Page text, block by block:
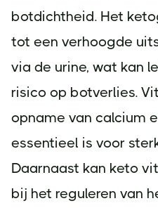
botdichtheid. Het
tot een verhoogde
via de urine, wat kan
risico op botverlies.
opname van calcium
essentieel is voor
Daarnaast kan keto
bij het reguleren van